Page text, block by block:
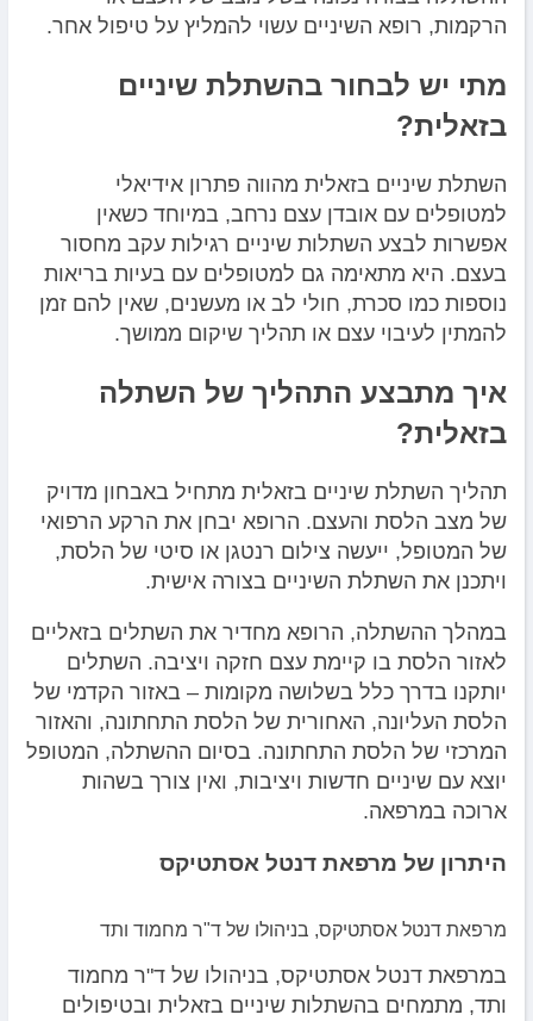
הרקמות, רופא השיניים עשוי להמליץ על טיפול אחר.
מתי יש לבחור בהשתלת שיניים
בזאלית?
השתלת שיניים בזאלית מהווה פתרון אידיאלי
למטופלים עם אובדן עצם נרחב, במיוחד כשאין
אפשרות לבצע השתלות שיניים רגילות עקב מחסור
בעצם. היא מתאימה גם למטופלים עם בעיות בריאות
נוספות כמו סכרת, חולי לב או מעשנים, שאין להם זמן
להמתין לעיבוי עצם או תהליך שיקום ממושך.
איך מתבצע התהליך של השתלה
בזאלית?
תהליך השתלת שיניים בזאלית מתחיל באבחון מדויק
של מצב הלסת והעצם. הרופא יבחן את הרקע הרפואי
של המטופל, ייעשה צילום רנטגן או סיטי של הלסת,
ויתכנן את השתלת השיניים בצורה אישית.
במהלך ההשתלה, הרופא מחדיר את השתלים בזאליים
לאזור הלסת בו קיימת עצם חזקה ויציבה. השתלים
יותקנו בדרך כלל בשלושה מקומות – באזור הקדמי של
הלסת העליונה, האחורית של הלסת התחתונה, והאזור
המרכזי של הלסת התחתונה. בסיום ההשתלה, המטופל
יוצא עם שיניים חדשות ויציבות, ואין צורך בשהות
ארוכה במרפאה.
היתרון של מרפאת דנטל אסתטיקס
מרפאת דנטל אסתטיקס, בניהולו של ד"ר מחמוד ותד
במרפאת דנטל אסתטיקס, בניהולו של ד"ר מחמוד
ותד, מתמחים בהשתלות שיניים בזאלית ובטיפולים